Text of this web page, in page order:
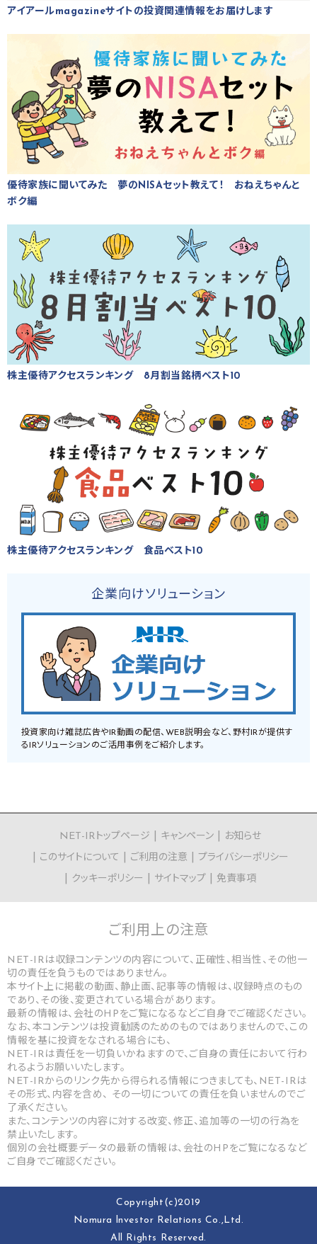
アイアールmagazineサイトの投資関連情報をお届けします
優待家族に聞いてみた 夢のNISAセット教えて！ おねえちゃんと
ボク編
株主優待アクセスランキング 8月割当銘柄ベスト10
株主優待アクセスランキング 食品ベスト10
企業向けソリューション
投資家向け雑誌広告やIR動画の配信、WEB説明会など、野村IRが提供す
るIRソリューションのご活用事例をご紹介します。
NET-IRトップページ キャンペーン
お知らせ
このサイトについて
ご利用の注意
プライバシーポリシー
クッキーポリシー
サイトマップ 免責事項
ご利用上の注意
NET-IRは収録コンテンツの内容について、正確性、相当性、その他一
切の責任を負うものではありません。
本サイト上に掲載の動画、静止画、記事等の情報は、収録時点のもの
であり、その後、変更されている場合があります。
最新の情報は、会社のHPをご覧になるなどご自身でご確認ください。
なお、本コンテンツは投資勧誘のためのものではありませんので、この
情報を基に投資をなされる場合にも、
NET-IRは責任を一切負いかねますので、ご自身の責任において行わ
れるようお願いいたします。
NET-IRからのリンク先から得られる情報につきましても、NET-IRは
その形式、内容を含め、 その一切についての責任を負いませんのでご
了承ください。
また、コンテンツの内容に対する改変、修正、追加等の一切の行為を
禁止いたします。
個別の会社概要データの最新の情報は、会社のHPをご覧になるなど
ご自身でご確認ください。
Copyright(c)2019
Nomura lnvestor Relations Co.,Ltd.
All Rights Reserved.